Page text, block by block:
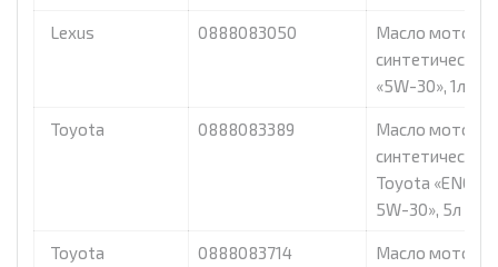
Lexus 0888083050
Масло
синтетическое
«5W-30», 1л
Toyota 0888083389
Масло
синтетическое
Toyota
5W-30», 5л
Toyota 0888083714
Масло